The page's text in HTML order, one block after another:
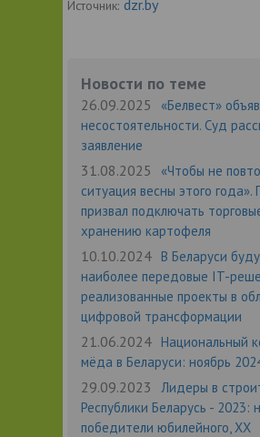
Источник: dzr.by
Новости по теме
26.09.2025
«Белвест»
несостоятельности. Суд
заявление
31.08.2025
«Чтобы не
ситуация весны этого года».
призвал подключать
хранению картофеля
10.10.2024 В Беларуси
наиболее передовые IT-
реализованные проекты в
цифровой трансформации
21.06.2024 Национальный
мёда в Беларуси: ноябрь
29.09.2023
Лидеры в
Республики Беларусь - 2023:
победители юбилейного, XX